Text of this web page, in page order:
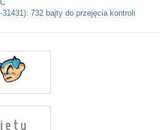
732 bajty do przejęcia kontroli